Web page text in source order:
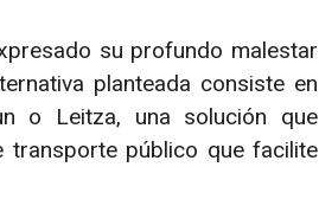
su profundo malestar
planteada consiste en
o Leitza, una solución que
transporte público que facilite